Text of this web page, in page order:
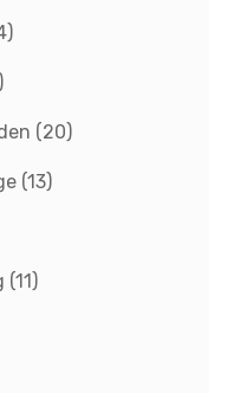
(20)
(13)
(11)